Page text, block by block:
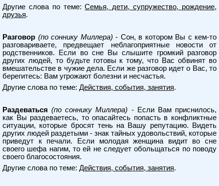
Другие слова по теме:Семья, дети, супружество, рождение,
друзья.
Разговор (по соннику Миллера) - Сон, в котором Вы с кем-то
разговариваете, предвещает неблагоприятные новости от
родственников. Если во сне Вы слышите громкий разговор
других людей, то будьте готовы к тому, что Вас обвинят во
вмешательстве в чужие дела. Если же разговор идет о Вас, то
берегитесь: Вам угрожают болезни и несчастья.
Другие слова по теме: Действия, события, занятия.
Раздеваться (по соннику Миллера) - Если Вам приснилось,
как Вы раздеваетесь, то опасайтесь попасть в конфликтные
ситуации, которые бросят тень на Вашу репутацию. Видеть
других людей раздетыми - знак тайных удовольствий, которые
приведут к печали. Если молодая женщина видит во сне
своего шефа нагим, то ей не следует обольщаться по поводу
своего благосостояния.
Другие слова по теме: Действия, события, занятия.